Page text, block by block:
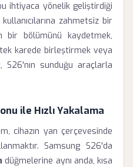
ihtiyaca yönelik geliştirdiği
zahmetsiz bir
bir bölümünü kaydetmek,
karede birleştirmek veya
S26'nın sunduğu araçlarla
ile Hızlı Yakalama
cihazın yan çerçevesinde
Samsung S26'da
düğmelerine aynı anda, kısa